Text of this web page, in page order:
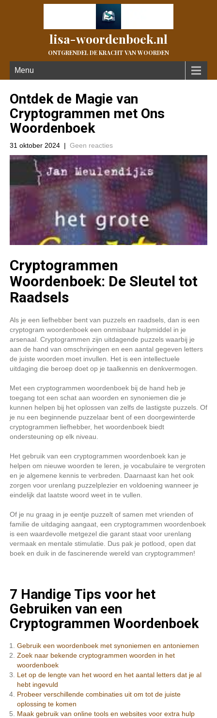
lisa-woordenboek.nl
ONTGRENDEL DE KRACHT VAN WOORDEN
Menu
Ontdek de Magie van
Cryptogrammen met Ons
Woordenboek
31 oktober 2024 | Geen reacties
Cryptogrammen
Woordenboek: De Sleutel tot
Raadsels
Als je een liefhebber bent van puzzels en raadsels, dan is een
cryptogram woordenboek een onmisbaar hulpmiddel in je
arsenaal. Cryptogrammen zijn uitdagende puzzels waarbij je
aan de hand van omschrijvingen en een aantal gegeven letters
de juiste woorden moet invullen. Het is een intellectuele
uitdaging die beroep doet op je taalkennis en denkvermogen.
Met een cryptogrammen woordenboek bij de hand heb je
toegang tot een schat aan woorden en synoniemen die je
kunnen helpen bij het oplossen van zelfs de lastigste puzzels. Of
je nu een beginnende puzzelaar bent of een doorgewinterde
cryptogrammen liefhebber, het woordenboek biedt
ondersteuning op elk niveau.
Het gebruik van een cryptogrammen woordenboek kan je
helpen om nieuwe woorden te leren, je vocabulaire te vergroten
en je algemene kennis te verbreden. Daarnaast kan het ook
zorgen voor urenlang puzzelplezier en voldoening wanneer je
eindelijk dat laatste woord weet in te vullen.
Of je nu graag in je eentje puzzelt of samen met vrienden of
familie de uitdaging aangaat, een cryptogrammen woordenboek
is een waardevolle metgezel die garant staat voor urenlang
vermaak en mentale stimulatie. Dus pak je potlood, open dat
boek en duik in de fascinerende wereld van cryptogrammen!
7 Handige Tips voor het
Gebruiken van een
Cryptogrammen Woordenboek
Gebruik een woordenboek met synoniemen en antoniemen
Zoek naar bekende cryptogrammen woorden in het
woordenboek
Let op de lengte van het woord en het aantal letters dat je al
hebt ingevuld
Probeer verschillende combinaties uit om tot de juiste
oplossing te komen
Maak gebruik van online tools en websites voor extra hulp